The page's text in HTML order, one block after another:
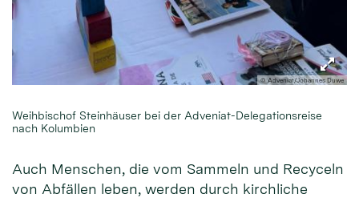
© Adveniat/Johannes Duwe
Weihbischof Steinhäuser bei der Adveniat-Delegationsreise
nach Kolumbien
Auch Menschen, die vom Sammeln und Recyceln
von Abfällen leben, werden durch kirchliche